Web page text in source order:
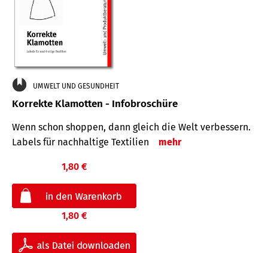
UMWELT UND GESUNDHEIT
Korrekte Klamotten - Infobroschüre
Wenn schon shoppen, dann gleich die Welt verbessern.
Labels für nachhaltige Textilien
mehr
1,80 €
1,80 €